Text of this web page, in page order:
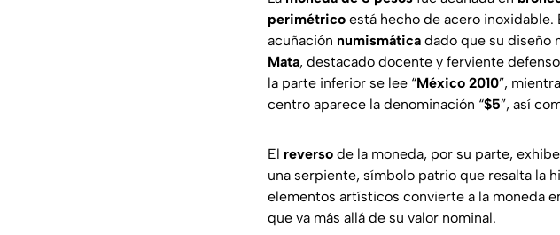
perimétrico está hecho de acero inoxidable.
acuñación numismática dado que su diseño
Mata, destacado docente y ferviente
la parte inferior se lee “México 2010”,
centro aparece la denominación “$5”, así
El reverso de la moneda, por su parte,
una serpiente, símbolo patrio que resalta la
elementos artísticos convierte a la moneda
que va más allá de su valor nominal.